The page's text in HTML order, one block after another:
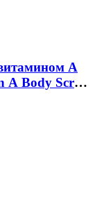
А
A Body Scrub